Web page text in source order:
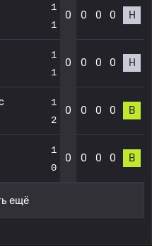
1
1
0 0 0 0 Н
1
1
0 0 0 0 Н
1
2
0 0 0 0 В
1
0
0 0 0 0 В
ещё